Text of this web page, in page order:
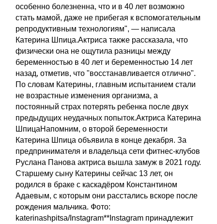
особенно болезненна, что и в 40 лет возможно
стать мамой, даже не прибегая к вспомогательным
репродуктивным технологиям", — написала
Катерина Шпица.Актриса также рассказала, что
физически она не ощутила разницы между
беременностью в 40 лет и беременностью 14 лет
назад, отметив, что "восстанавливается отлично".
По словам Катерины, главным испытанием стали
не возрастные изменения организма, а
постоянный страх потерять ребенка после двух
предыдущих неудачных попыток.Актриса Катерина
ШпицаНапомним, о второй беременности
Катерина Шпица объявила в конце декабря. За
предпринимателя и владельца сети фитнес-клубов
Руслана Панова актриса вышла замуж в 2021 году.
Старшему сыну Катерины сейчас 13 лет, он
родился в браке с каскадёром Константином
Адаевым, с которым они расстались вскоре после
рождения мальчика. Фото:
katerinashpitsa/Instagram**Instagram принадлежит